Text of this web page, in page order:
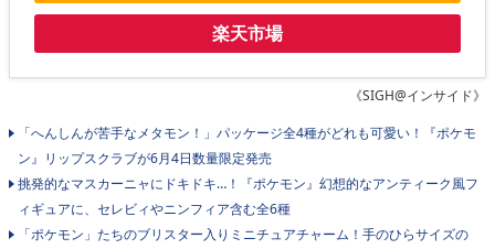
楽天市場
《SIGH@インサイド》
「へんしんが苦手なメタモン！」パッケージ全4種がどれも可愛い！『ポケモ
ン』リップスクラブが6月4日数量限定発売
挑発的なマスカーニャにドキドキ…！『ポケモン』幻想的なアンティーク風フ
ィギュアに、セレビィやニンフィア含む全6種
「ポケモン」たちのブリスター入りミニチュアチャーム！手のひらサイズの